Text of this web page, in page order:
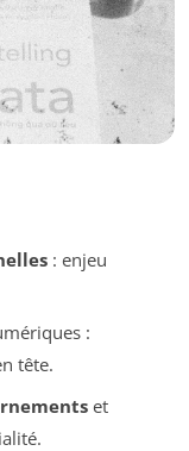
: enjeu
:
tête.
et